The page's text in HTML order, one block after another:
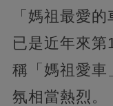
「媽祖最愛
已是近年來
稱「媽祖愛車
氛相當熱烈。